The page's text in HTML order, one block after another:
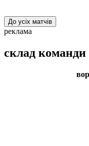
До усіх матчів
реклама
склад команди